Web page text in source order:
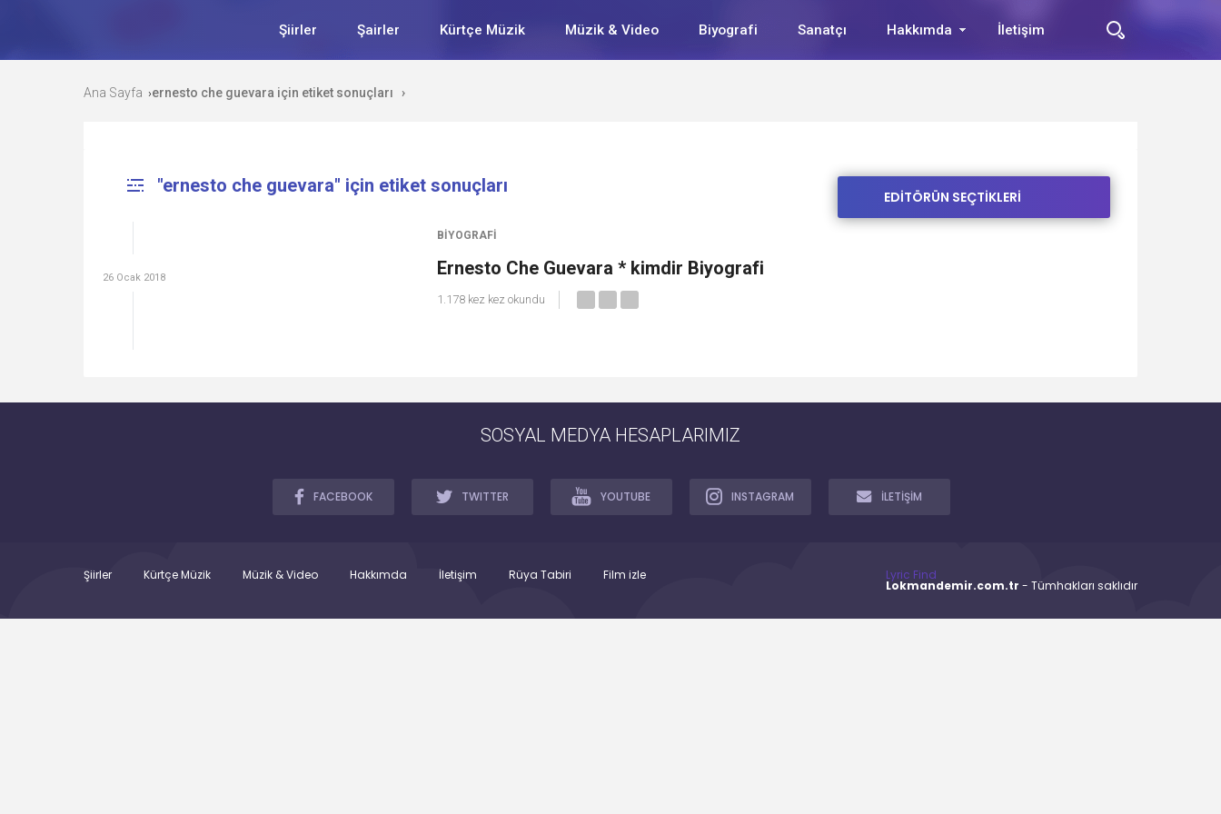
Şiirler Şairler Kürtçe Müzik Müzik & Video Biyografi Sanatçı Hakkımda İletişim
Ana Sayfa ›ernesto che guevara için etiket sonuçları ›
"ernesto che guevara" için etiket sonuçları
BIYOGRAFI
Ernesto Che Guevara * kimdir Biyografi
1.178 kez kez okundu
26 Ocak 2018
EDİTÖRÜN SEÇTİKLERİ
SOSYAL MEDYA HESAPLARIMIZ
FACEBOOK TWITTER YOUTUBE INSTAGRAM İLETİŞİM
Şiirler Kürtçe Müzik Müzik & Video Hakkımda İletişim Rüya Tabiri Film izle Lyric Find
Lokmandemir.com.tr - Tümhakları saklıdır